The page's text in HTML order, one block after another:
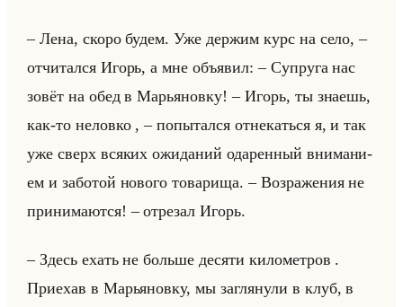
– Лена, скоро будем. Уже дер­жим курс на село, –
от­чи­тал­ся Игорь, а мне объявил: – Су­пру­га нас
зовёт на обед в Ма­рья­нов­ку! – Игорь, ты зна­ешь,
как-то нелов­ко , – по­пы­тал­ся от­не­каться я, и так
уже сверх вся­ких ожи­да­ний ода­рен­ный вни­ма­ни­
ем и за­бо­той но­во­го то­ва­ри­ща. – Воз­ра­же­ния не
при­ни­ма­ют­ся! – от­ре­зал Игорь.
– Здесь ехать не больше де­ся­ти ки­ло­мет­ров .
При­ехав в Ма­рья­нов­ку, мы за­гля­ну­ли в клуб, в